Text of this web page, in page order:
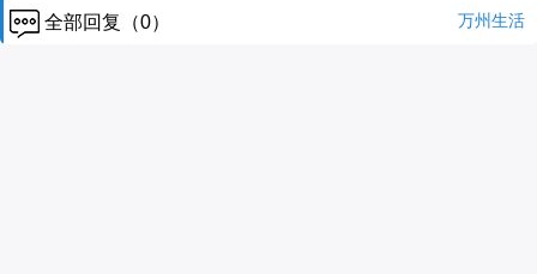
全部回复（0） 万州生活